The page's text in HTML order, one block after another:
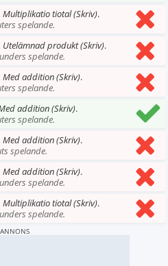
Multiplikatio tiotal (Skriv).
spelande.
Utelämnad produkt (Skriv).
spelande.
Med addition (Skriv).
spelande.
addition (Skriv).
spelande.
Med addition (Skriv).
spelande.
Med addition (Skriv).
spelande.
Multiplikatio tiotal (Skriv).
spelande.
ANNONS